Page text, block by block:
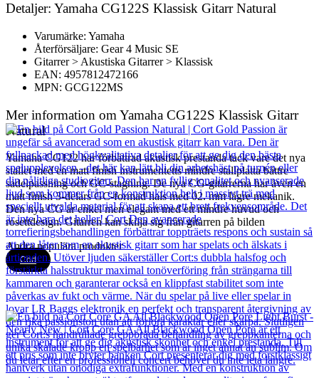
Detaljer: Yamaha CG122S Klassisk Gitarr Natural
Varumärke: Yamaha
Återförsäljare: Gear 4 Music SE
Gitarrer > Akustiska Gitarrer > Klassisk
EAN: 4957812472166
MPN: GCG122MS
Mer information om Yamaha CG122S Klassisk Gitarr
Natural
Yamaha CG122 har förbättrad akustisk prestanda tack vare det nya
stallet med en matt finish instrumentetts mindre stallplatta bättre
sadelpassning och GC-stagning. De nya CG-gitarrerna har även en
matt finish 3-delars GC-formad hals med 02. mm lägre mekanik.
Den nya CG är enkel men elegant med ett mindre huvud och
rosettdesign. Gitarren kan skilja sig från gitarren på bilden
Andra populära produkter
Cort